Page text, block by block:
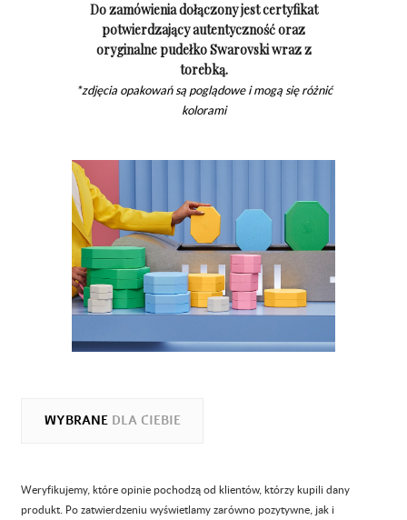
Do zamówienia dołączony jest certyfikat
potwierdzający autentyczność oraz
oryginalne pudełko Swarovski wraz z
torebką.
*zdjęcia opakowań są poglądowe i mogą się różnić
kolorami
WYBRANEDLA CIEBIE
Weryfikujemy, które opinie pochodzą od klientów, którzy kupili dany
produkt. Po zatwierdzeniu wyświetlamy zarówno pozytywne, jak i